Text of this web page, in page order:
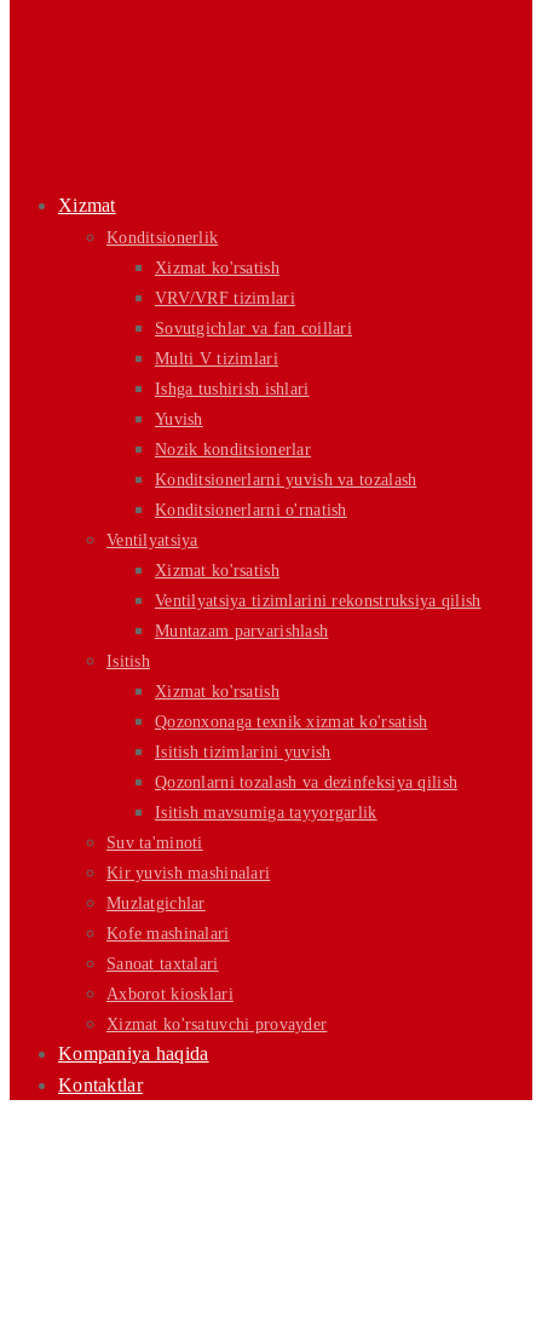
Xizmat
Konditsionerlik
Xizmat ko'rsatish
VRV/VRF tizimlari
Sovutgichlar va fan coillari
Multi V tizimlari
Ishga tushirish ishlari
Yuvish
Nozik konditsionerlar
Konditsionerlarni yuvish va tozalash
Konditsionerlarni o'rnatish
Ventilyatsiya
Xizmat ko'rsatish
Ventilyatsiya tizimlarini rekonstruksiya qilish
Muntazam parvarishlash
Isitish
Xizmat ko'rsatish
Qozonxonaga texnik xizmat ko'rsatish
Isitish tizimlarini yuvish
Qozonlarni tozalash va dezinfeksiya qilish
Isitish mavsumiga tayyorgarlik
Suv ta'minoti
Kir yuvish mashinalari
Muzlatgichlar
Kofe mashinalari
Sanoat taxtalari
Axborot kiosklari
Xizmat ko'rsatuvchi provayder
Kompaniya haqida
Kontaktlar